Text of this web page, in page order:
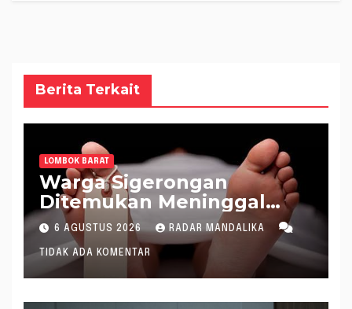
Berita Terkait
LOMBOK BARAT
Warga Sigerongan
Ditemukan Meninggal
saat Setrum Ikan di
Sungai
6 AGUSTUS 2026 RADAR MANDALIKA
TIDAK ADA KOMENTAR